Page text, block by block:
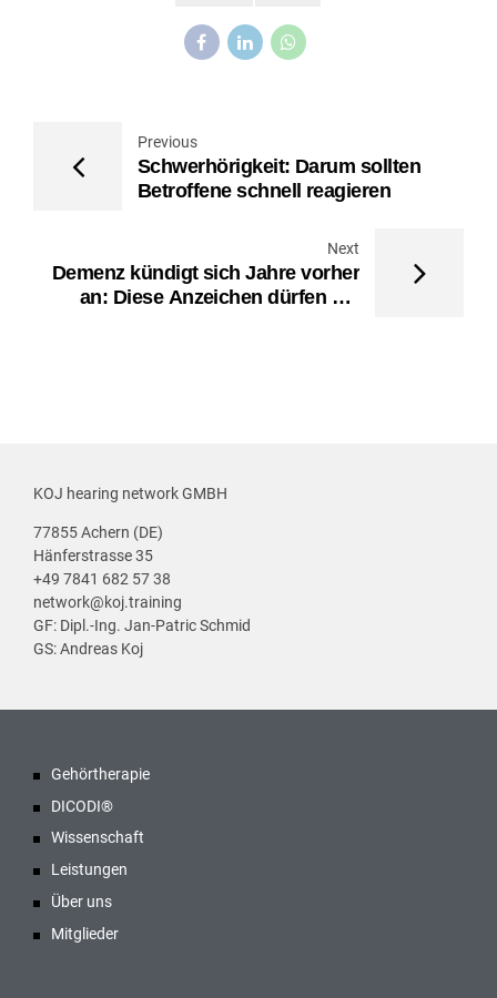
Previous
Schwerhörigkeit: Darum sollten
Betroffene schnell reagieren
Next
Demenz kündigt sich Jahre vorher
an: Diese Anzeichen dürfen Sie
KOJ hearing network GMBH
77855 Achern (DE)
Hänferstrasse 35
+49 7841 682 57 38
network@koj.training
GF: Dipl.-Ing. Jan-Patric Schmid
GS: Andreas Koj
Gehörtherapie
DICODI®
Wissenschaft
Leistungen
Über uns
Mitglieder